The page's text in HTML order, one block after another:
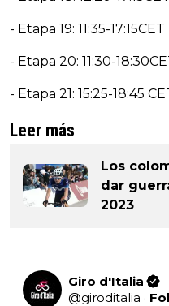
- Etapa 19: 11:35-17:15CET
- Etapa 20: 11:30-
- Etapa 21: 15:25-18:45
Leer más
Los
dar
2023
Giro d'Italia
@giroditalia ·